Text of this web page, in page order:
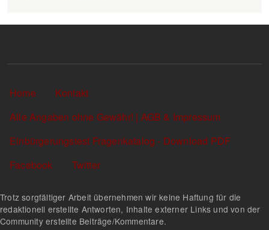
Sekundärlinks
Home
Kontakt
Alle Angaben ohne Gewähr! | AGB & Impressum
Einbürgerungstest Fragenkatalog - Download PDF
Facebook
Twitter
Trotz sorgfältiger Arbeit übernehmen wir keine Haftung für die
redaktionell erstellte Antworten, Inhalte externer Links und von der
Community erstellte Beiträge/Kommentare.